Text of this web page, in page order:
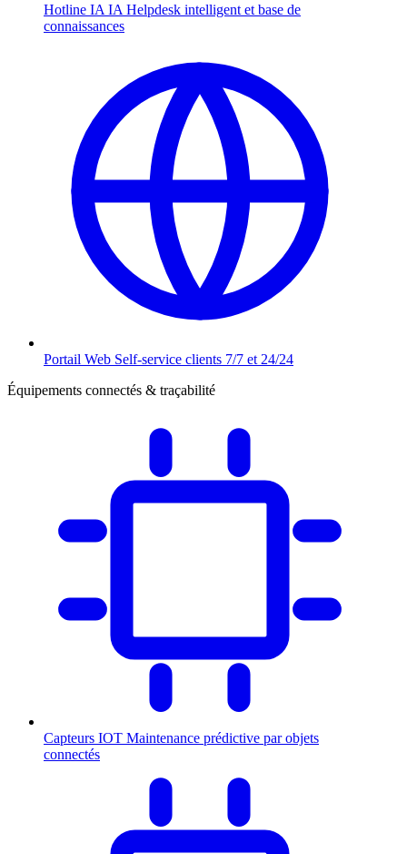
Hotline IA IA Helpdesk intelligent et base de
connaissances
Portail Web Self-service clients 7/7 et 24/24
Équipements connectés & traçabilité
Capteurs IOT Maintenance prédictive par objets
connectés